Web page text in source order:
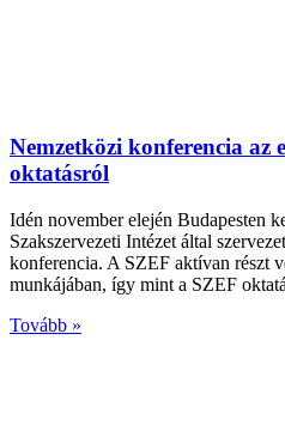
Nemzetközi konferencia az
oktatásról
Idén november elején Budapesten
Szakszervezeti Intézet által
konferencia. A SZEF aktívan részt
munkájában, így mint a SZEF
Tovább »